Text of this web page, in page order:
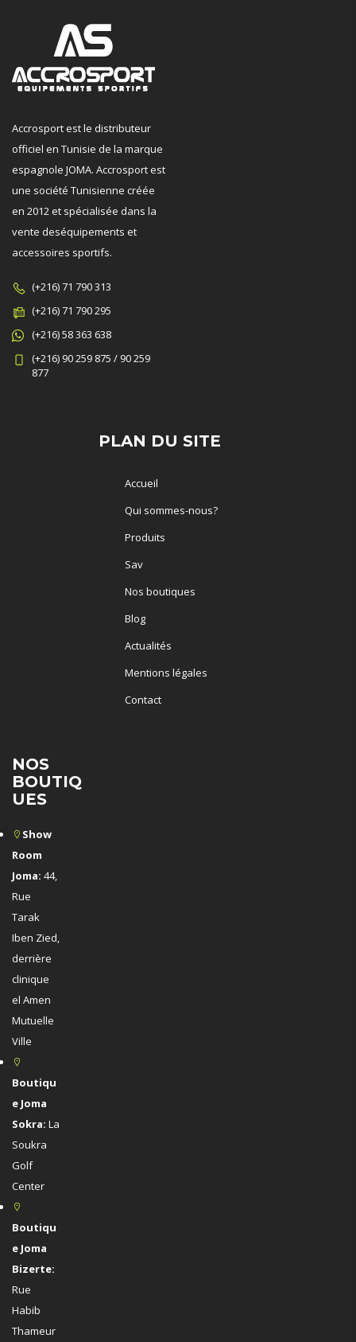
Accrosport est le distributeur
officiel en Tunisie de la marque
espagnole JOMA. Accrosport est
une société Tunisienne créée
en 2012 et spécialisée dans la
vente deséquipements et
accessoires sportifs.
(+216) 71 790 313
(+216) 71 790 295
(+216) 58 363 638
(+216) 90 259 875 / 90 259
877
PLAN DU SITE
Accueil
Qui sommes-nous?
Produits
Sav
Nos boutiques
Blog
Actualités
Mentions légales
Contact
NOS
BOUTIQ
UES
Show
Room
Joma: 44,
Rue
Tarak
Iben Zied,
derrière
clinique
el Amen
Mutuelle
Ville
Boutiqu
e Joma
Sokra: La
Soukra
Golf
Center
Boutiqu
e Joma
Bizerte:
Rue
Habib
Thameur